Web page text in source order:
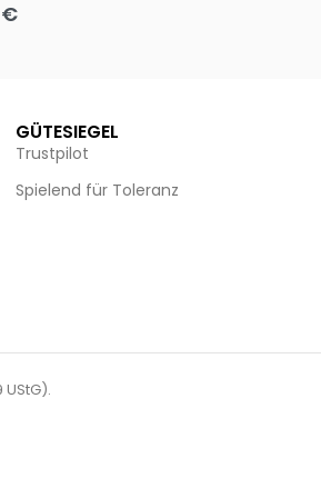
€
GÜTESIEGEL
Trustpilot
Spielend für Toleranz